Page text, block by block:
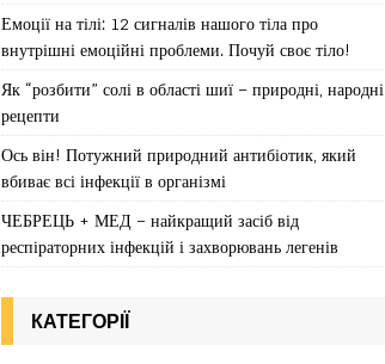
Емоції на тілі: 12 сигналів нашого тіла про
внутрішні емоційні проблеми. Почуй своє тіло!
Як “розбити” солі в області шиї – природні, народні
рецепти
Ось він! Потужний природний антибіотик, який
вбиває всі інфекції в організмі
ЧЕБРЕЦЬ + МЕД – найкращий засіб від
респіраторних інфекцій і захворювань легенів
КАТЕГОРІЇ